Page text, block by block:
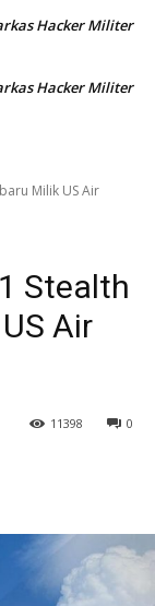
Hacker Militer
Hacker Militer